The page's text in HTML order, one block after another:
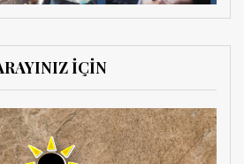
İÇİN